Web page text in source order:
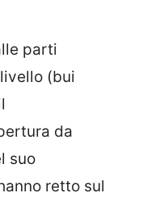
parti
(bui
da
suo
retto sul